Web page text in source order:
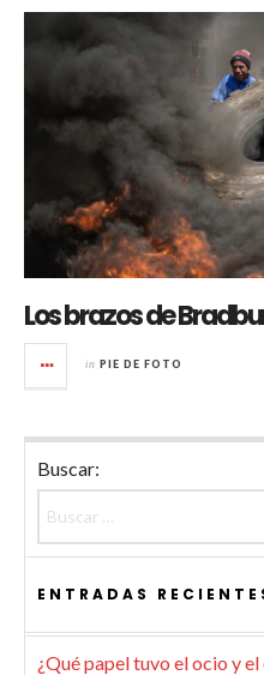
Los brazos de
in PIE DE FOTO
Buscar:
ENTRADAS
¿Qué papel tuvo el ocio y